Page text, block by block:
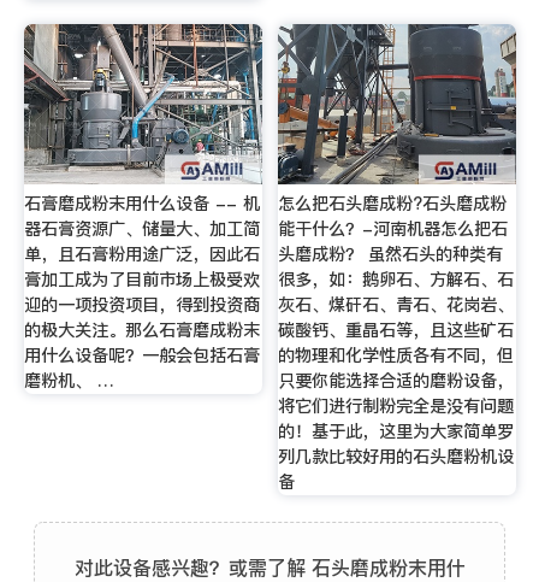
石膏磨成粉末用什么设备 -- 机
器石膏资源广、储量大、加工简
单，且石膏粉用途广泛，因此石
膏加工成为了目前市场上极受欢
迎的一项投资项目，得到投资商
的极大关注。那么石膏磨成粉末
用什么设备呢？一般会包括石膏
磨粉机、 …
怎么把石头磨成粉?石头磨成粉
能干什么？-河南机器怎么把石
头磨成粉？ 虽然石头的种类有
很多，如：鹅卵石、方解石、石
灰石、煤矸石、青石、花岗岩、
碳酸钙、重晶石等，且这些矿石
的物理和化学性质各有不同，但
只要你能选择合适的磨粉设备，
将它们进行制粉完全是没有问题
的！基于此，这里为大家简单罗
列几款比较好用的石头磨粉机设
备
对此设备感兴趣？或需了解 石头磨成粉末用什